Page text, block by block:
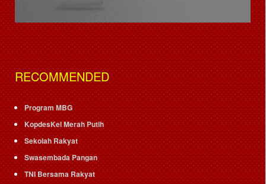
RECOMMENDED
Program MBG
KopdesKel Merah Putih
Sekolah Rakyat
Swasembada Pangan
TNI Bersama Rakyat